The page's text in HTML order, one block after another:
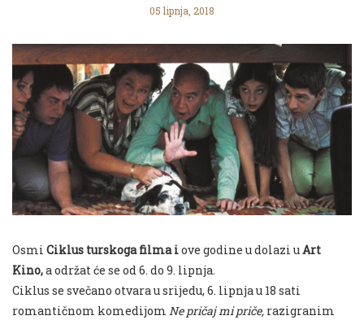
05 lipnja, 2018
Osmi Ciklus turskoga filma iove godine u dolazi uArt
Kino,a održat će se od 6. do 9. lipnja.
Ciklus se svečano otvara u srijedu, 6. lipnja u 18 sati
romantičnom komedijom Ne pričaj mi priče, razigranim